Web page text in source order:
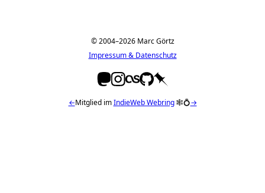
© 2004–2026 Marc Görtz
Impressum & Datenschutz
←Mitglied imIndieWeb Webring🕸💍→